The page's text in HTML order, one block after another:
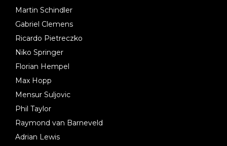
Martin Schindler
Gabriel Clemens
Ricardo Pietreczko
Niko Springer
Florian Hempel
Max Hopp
Mensur Suljovic
Phil Taylor
Raymond van Barneveld
Adrian Lewis